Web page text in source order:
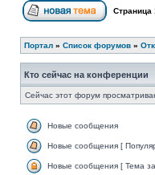
Страница
Портал » Список форумов »
Кто сейчас на конференции
Сейчас этот форум
Новые сообщения
Новые сообщения [
Новые сообщения [ Тема